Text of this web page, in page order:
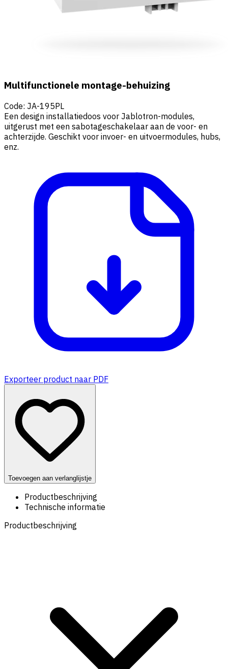
Multifunctionele montage-behuizing
Code: JA-195PL
Een design installatiedoos voor Jablotron-modules,
uitgerust met een sabotageschakelaar aan de voor- en
achterzijde. Geschikt voor invoer- en uitvoermodules, hubs,
enz.
Exporteer product naar PDF
Toevoegen aan verlanglijstje
Productbeschrijving
Technische informatie
Productbeschrijving